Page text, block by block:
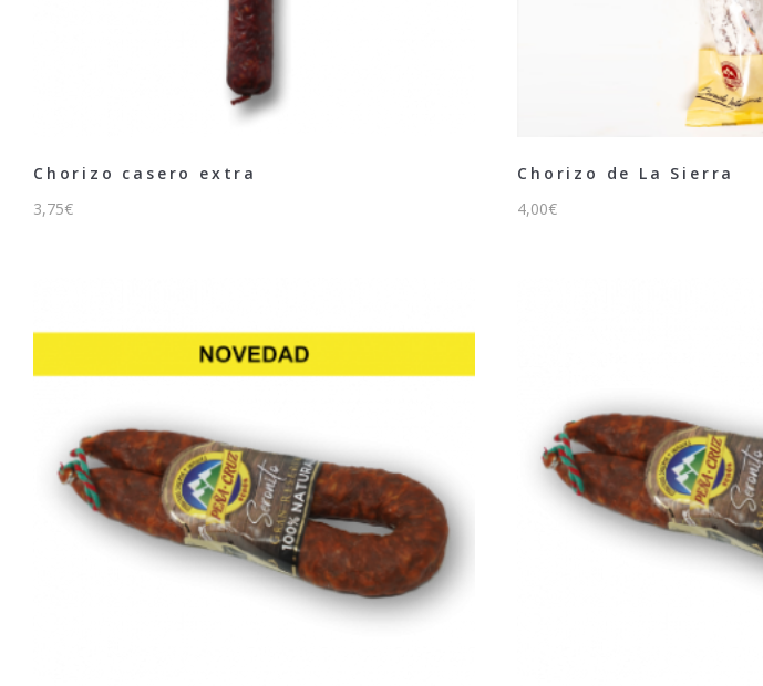
Chorizo casero extra
3,75€
Chorizo de La Sierra
4,00€